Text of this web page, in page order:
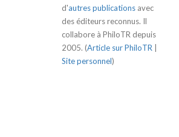
d'autres publications avec
des éditeurs reconnus. Il
collabore à PhiloTR depuis
2005. (Article sur PhiloTR
Site personnel)